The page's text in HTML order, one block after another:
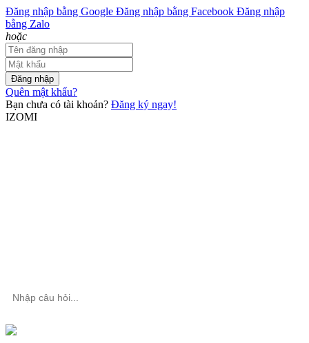
Đăng nhập bằng Google Đăng nhập bằng Facebook Đăng nhập
bằng Zalo
hoặc
Đăng nhập
Quên mật khẩu?
Bạn chưa có tài khoản? Đăng ký ngay!
IZOMI